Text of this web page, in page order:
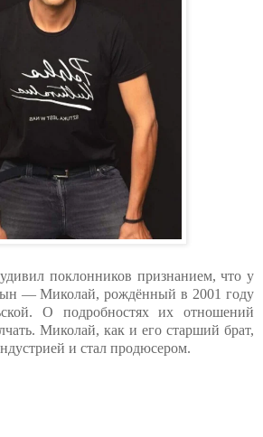
поклонников признанием, что у
— Миколай, рождённый в 2001 году
О подробностях их отношений
Миколай, как и его старший брат,
и стал продюсером.